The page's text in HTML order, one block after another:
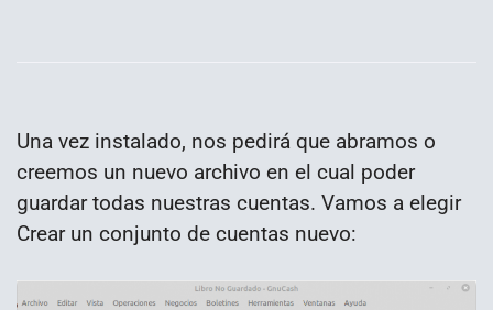
Una vez instalado, nos pedirá que abramos o
creemos un nuevo archivo en el cual poder
guardar todas nuestras cuentas. Vamos a elegir
Crear un conjunto de cuentas nuevo: